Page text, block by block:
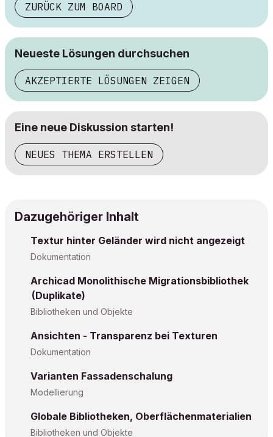
ZURÜCK ZUM BOARD
Neueste Lösungen durchsuchen
AKZEPTIERTE LÖSUNGEN ZEIGEN
Eine neue Diskussion starten!
NEUES THEMA ERSTELLEN
Dazugehöriger Inhalt
Textur hinter Geländer wird nicht angezeigt
Dokumentation
Archicad Monolithische Migrationsbibliothek
(Duplikate)
Bibliotheken und Objekte
Ansichten - Transparenz bei Texturen
Dokumentation
Varianten Fassadenschalung
Modellierung
Globale Bibliotheken, Oberflächenmaterialien
Bibliotheken und Objekte